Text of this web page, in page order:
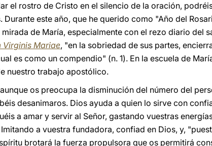
el rostro de Cristo en el silencio de la oración,
Durante este año, que he querido como "Año del
de María, especialmente con el rezo diario del
Virginis Mariae, "en la sobriedad de sus partes,
es como un compendio" (n. 1). En la escuela de
nuestro trabajo apostólico.
os preocupa la disminución del número del
desanimaros. Dios ayuda a quien lo sirve con
a amar y servir al Señor, gastando vuestras
Imitando a vuestra fundadora, confiad en Dios, y,
brotará la fuerza propulsora que os permitirá